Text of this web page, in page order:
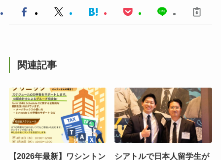
関連記事
【2026年最新】ワシントン
シアトルで日本人留学生が